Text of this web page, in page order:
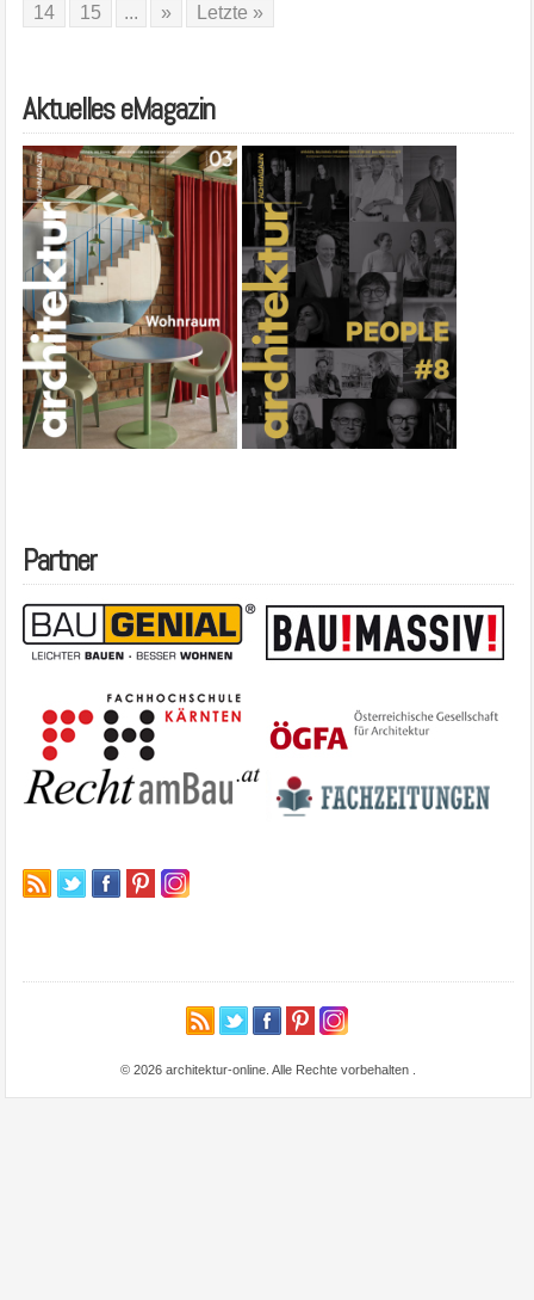
14
15 ... » Letzte »
Aktuelles eMagazin
Partner
© 2026 architektur-online. Alle Rechte vorbehalten .